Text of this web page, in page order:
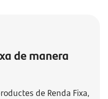
de manera
de Renda Fixa,